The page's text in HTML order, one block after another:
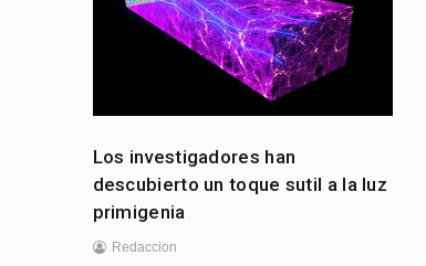
Los investigadores han
descubierto un toque sutil a la luz
primigenia
Redaccion